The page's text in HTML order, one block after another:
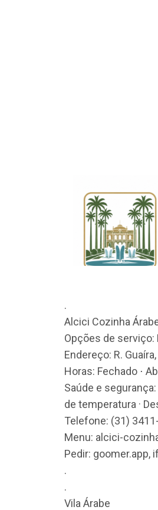
.
Alcici Cozinha
Opções de serviço:
Endereço: R.
Horas: Fechado ⋅
Saúde e
de temperatura ·
Telefone: (31)
Menu: alcici-
Pedir: goomer.app,
.
.
Vila Árabe